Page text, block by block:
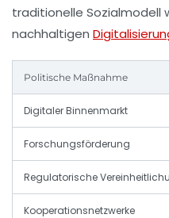
traditionelle Sozialmodell
nachhaltigen
Politische Maßnahme
Digitaler Binnenmarkt
Forschungsförderung
Regulatorische
Kooperationsnetzwerke